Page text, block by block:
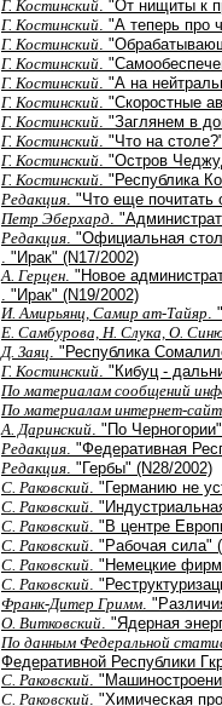
Г. Костинский . "От нищиты к
Г. Костинский . "А теперь про
Г. Костинский .
Г. Костинский .
Г. Костинский . "А на
Г. Костинский . "Скоростные
Г. Костинский . "Заглянем в
Г. Костинский . "Что на
Г. Костинский . "Остров
Г. Костинский . "Республика
Редакция . "Что еще
Петр Эберхард .
Редакция . "Официальная
. "Ирак" (N17/2002)
А. Герцен . "Новое
. "Ирак" (N19/2002)
И. Амирьянц, Самир ат-Тайяр
Е. Самбурова, Н. Слука, О.
Д. Заяц . "Республика
Г. Костинский . "Кибуц -
По материалам сообщений
По материалам интернет-
А. Даринский . "По
Редакция . "Федеративная
Редакция . "Гербы" (N28/2002)
С. Раковский . "Германию не
С. Раковский .
С. Раковский . "В центре
С. Раковский . "Рабочая сила"
С. Раковский . "Немецкие
С. Раковский .
Франк-Дитер Гримм .
О. Витковский . "Ядерная
По данным Федеральной
Федеративной Республики
С. Раковский .
С. Раковский . "Химическая